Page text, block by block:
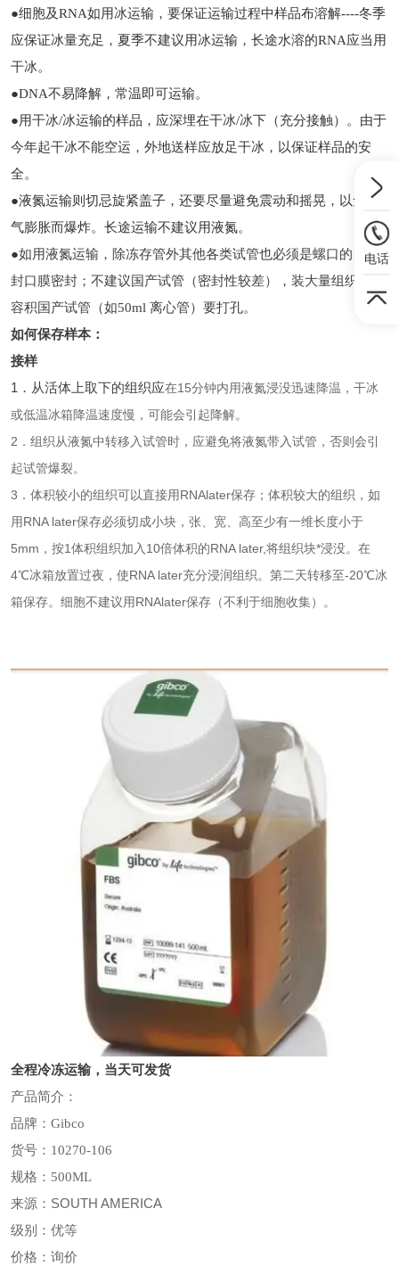
●细胞及RNA如用冰运输，要保证运输过程中样品布溶解----冬季
应保证冰量充足，夏季不建议用冰运输，长途水溶的RNA应当用
干冰。
●DNA不易降解，常温即可运输。
●用干冰/冰运输的样品，应深埋在干冰/冰下（充分接触）。由于
今年起干冰不能空运，外地送样应放足干冰，以保证样品的安
全。
●液氮运输则切忌旋紧盖子，还要尽量避免震动和摇晃，以免氮
气膨胀而爆炸。长途运输不建议用液氮。
●如用液氮运输，除冻存管外其他各类试管也必须是螺口的，用
封口膜密封；不建议国产试管（密封性较差），装大量组织的大
容积国产试管（如50ml 离心管）要打孔。
如何保存样本：
接样
1 ．从活体上取下的组织应在15分钟内用液氮浸没迅速降温，干冰
或低温冰箱降温速度慢，可能会引起降解。
2 ．组织从液氮中转移入试管时，应避免将液氮带入试管，否则会引
起试管爆裂。
3 ．体积较小的组织可以直接用RNAlater保存；体积较大的组织，如
用RNA later保存必须切成小块，张、宽、高至少有一维长度小于
5mm ，按1体积组织加入 10倍体积的RNA later,将组织块*浸没。在
4℃冰箱放置过夜，使RNA later充分浸润组织。第二天转移至-20℃冰
箱保存。细胞不建议用RNAlater保存（不利于细胞收集）。
全程冷冻运输，当天可发货
产品简介：
品牌：Gibco
货号：10270-106
规格：500ML
来源： SOUTH AMERICA
级别：优等
价格：询价
电话